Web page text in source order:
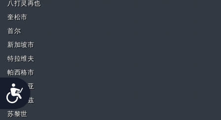
Accessibility
八打灵再也
奎松市
首尔
新加坡市
特拉维夫
帕西格市
瓦伦西亚
卡托维兹
苏黎世